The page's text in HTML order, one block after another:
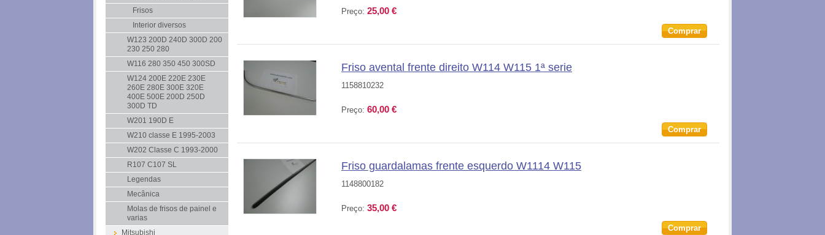
Preço: 25,00 €
Comprar
Friso avental frente direito W114 W115 1ª serie
1158810232
Preço: 60,00 €
Comprar
Friso guardalamas frente esquerdo W1114 W115
1148800182
Preço: 35,00 €
Comprar
Frisos
Interior diversos
W123 200D 240D 300D 200
230 250 280
W116 280 350 450 300SD
W124 200E 220E 230E
260E 280E 300E 320E
400E 500E 200D 250D
300D TD
W201 190D E
W210 classe E 1995-2003
W202 Classe C 1993-2000
R107 C107 SL
Legendas
Mecânica
Molas de frisos de painel e
varias
Mitsubishi